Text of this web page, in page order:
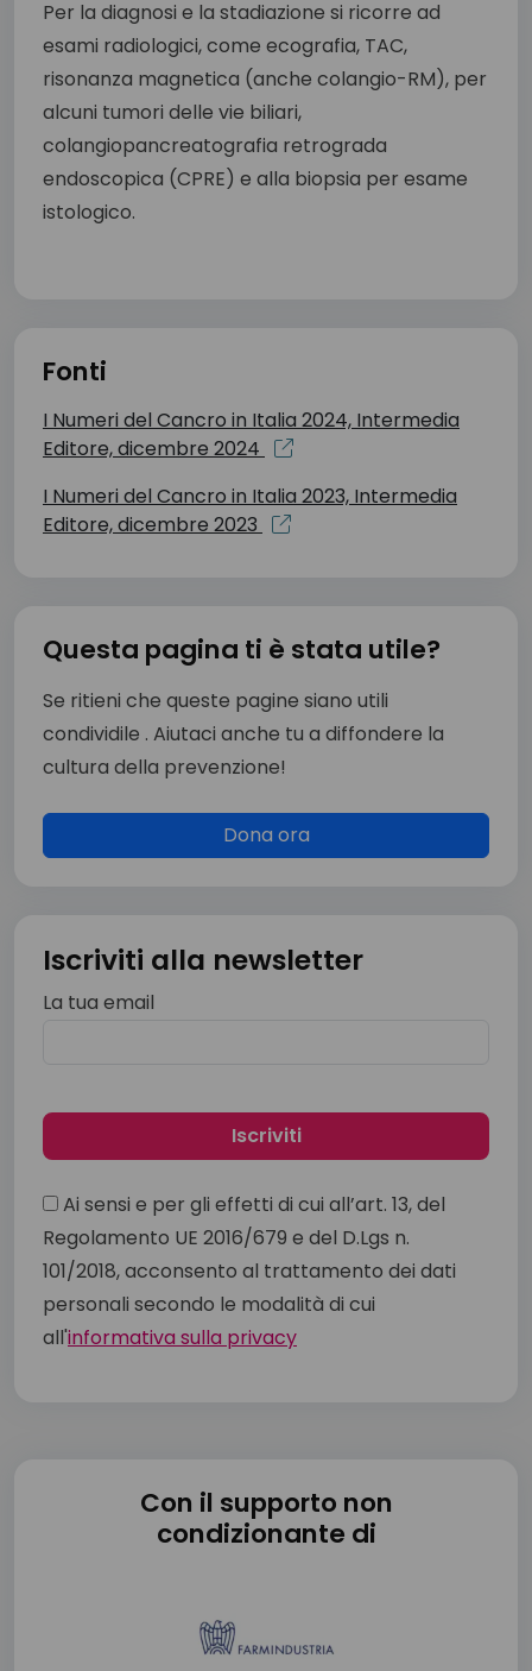
Per la diagnosi e la stadiazione si ricorre ad
esami radiologici, come ecografia, TAC,
risonanza magnetica (anche colangio-RM), per
alcuni tumori delle vie biliari,
colangiopancreatografia retrograda
endoscopica (CPRE) e alla biopsia per esame
istologico.
Fonti
I Numeri del Cancro in Italia 2024, Intermedia
Editore, dicembre 2024
I Numeri del Cancro in Italia 2023, Intermedia
Editore, dicembre 2023
Questa pagina ti è stata utile?
Se ritieni che queste pagine siano utili
condividile . Aiutaci anche tu a diffondere la
cultura della prevenzione!
Dona ora
Iscriviti alla newsletter
La tua email
Ai sensi e per gli effetti di cui all’art. 13, del
Regolamento UE 2016/679 e del D.Lgs n.
101/2018, acconsento al trattamento dei dati
personali secondo le modalità di cui
all'informativa sulla privacy
Con il supporto non
condizionante di